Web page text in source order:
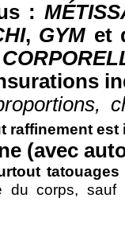
:
, GYM et
raffinement
(avec
du corps,